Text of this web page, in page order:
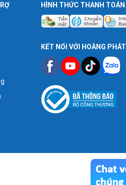
HÌNH THỨC THANH TOÁN
KẾT NỐI VỚI HOÀNG PHÁT